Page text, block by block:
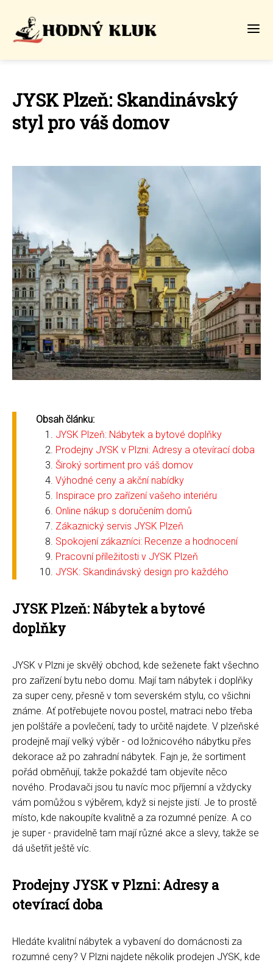
JYSK Plzeň: Skandinávský
styl pro váš domov
Obsah článku:
JYSK Plzeň: Nábytek a bytové doplňky
Prodejny JYSK v Plzni: Adresy a otevírací doba
Široký sortiment pro váš domov
Výhodné ceny a akční nabídky
Inspirace pro zařízení vašeho interiéru
Online nákup s doručením domů
Zákaznický servis JYSK Plzeň
Spokojení zákazníci: Recenze a hodnocení
Pracovní příležitosti v JYSK Plzeň
JYSK: Skandinávský design pro každého
JYSK Plzeň: Nábytek a bytové
doplňky
JYSK v Plzni je skvělý obchod, kde seženete fakt všechno
pro zařízení bytu nebo domu. Mají tam nábytek i doplňky
za super ceny, přesně v tom severském stylu, co všichni
známe. Ať potřebujete novou postel, matraci nebo třeba
jen polštáře a povlečení, tady to určitě najdete. V plzeňské
prodejně mají velký výběr - od ložnicového nábytku přes
dekorace až po zahradní nábytek. Fajn je, že sortiment
pořád obměňují, takže pokaždé tam objevíte něco
nového. Prodavači jsou tu navíc moc příjemní a vždycky
vám pomůžou s výběrem, když si nejste jistí. Je to prostě
místo, kde nakoupíte kvalitně a za rozumné peníze. A co
je super - pravidelně tam mají různé akce a slevy, takže se
dá ušetřit ještě víc.
Prodejny JYSK v Plzni: Adresy a
otevírací doba
Hledáte kvalitní nábytek a vybavení do domácnosti za
rozumné ceny? V Plzni najdete několik prodejen JYSK, kde